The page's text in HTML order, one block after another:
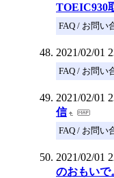
TOEIC930
FAQ / お問い
2021/02/01
FAQ / お問い
2021/02/01
信
FAQ / お問い
2021/02/01
のおもいで